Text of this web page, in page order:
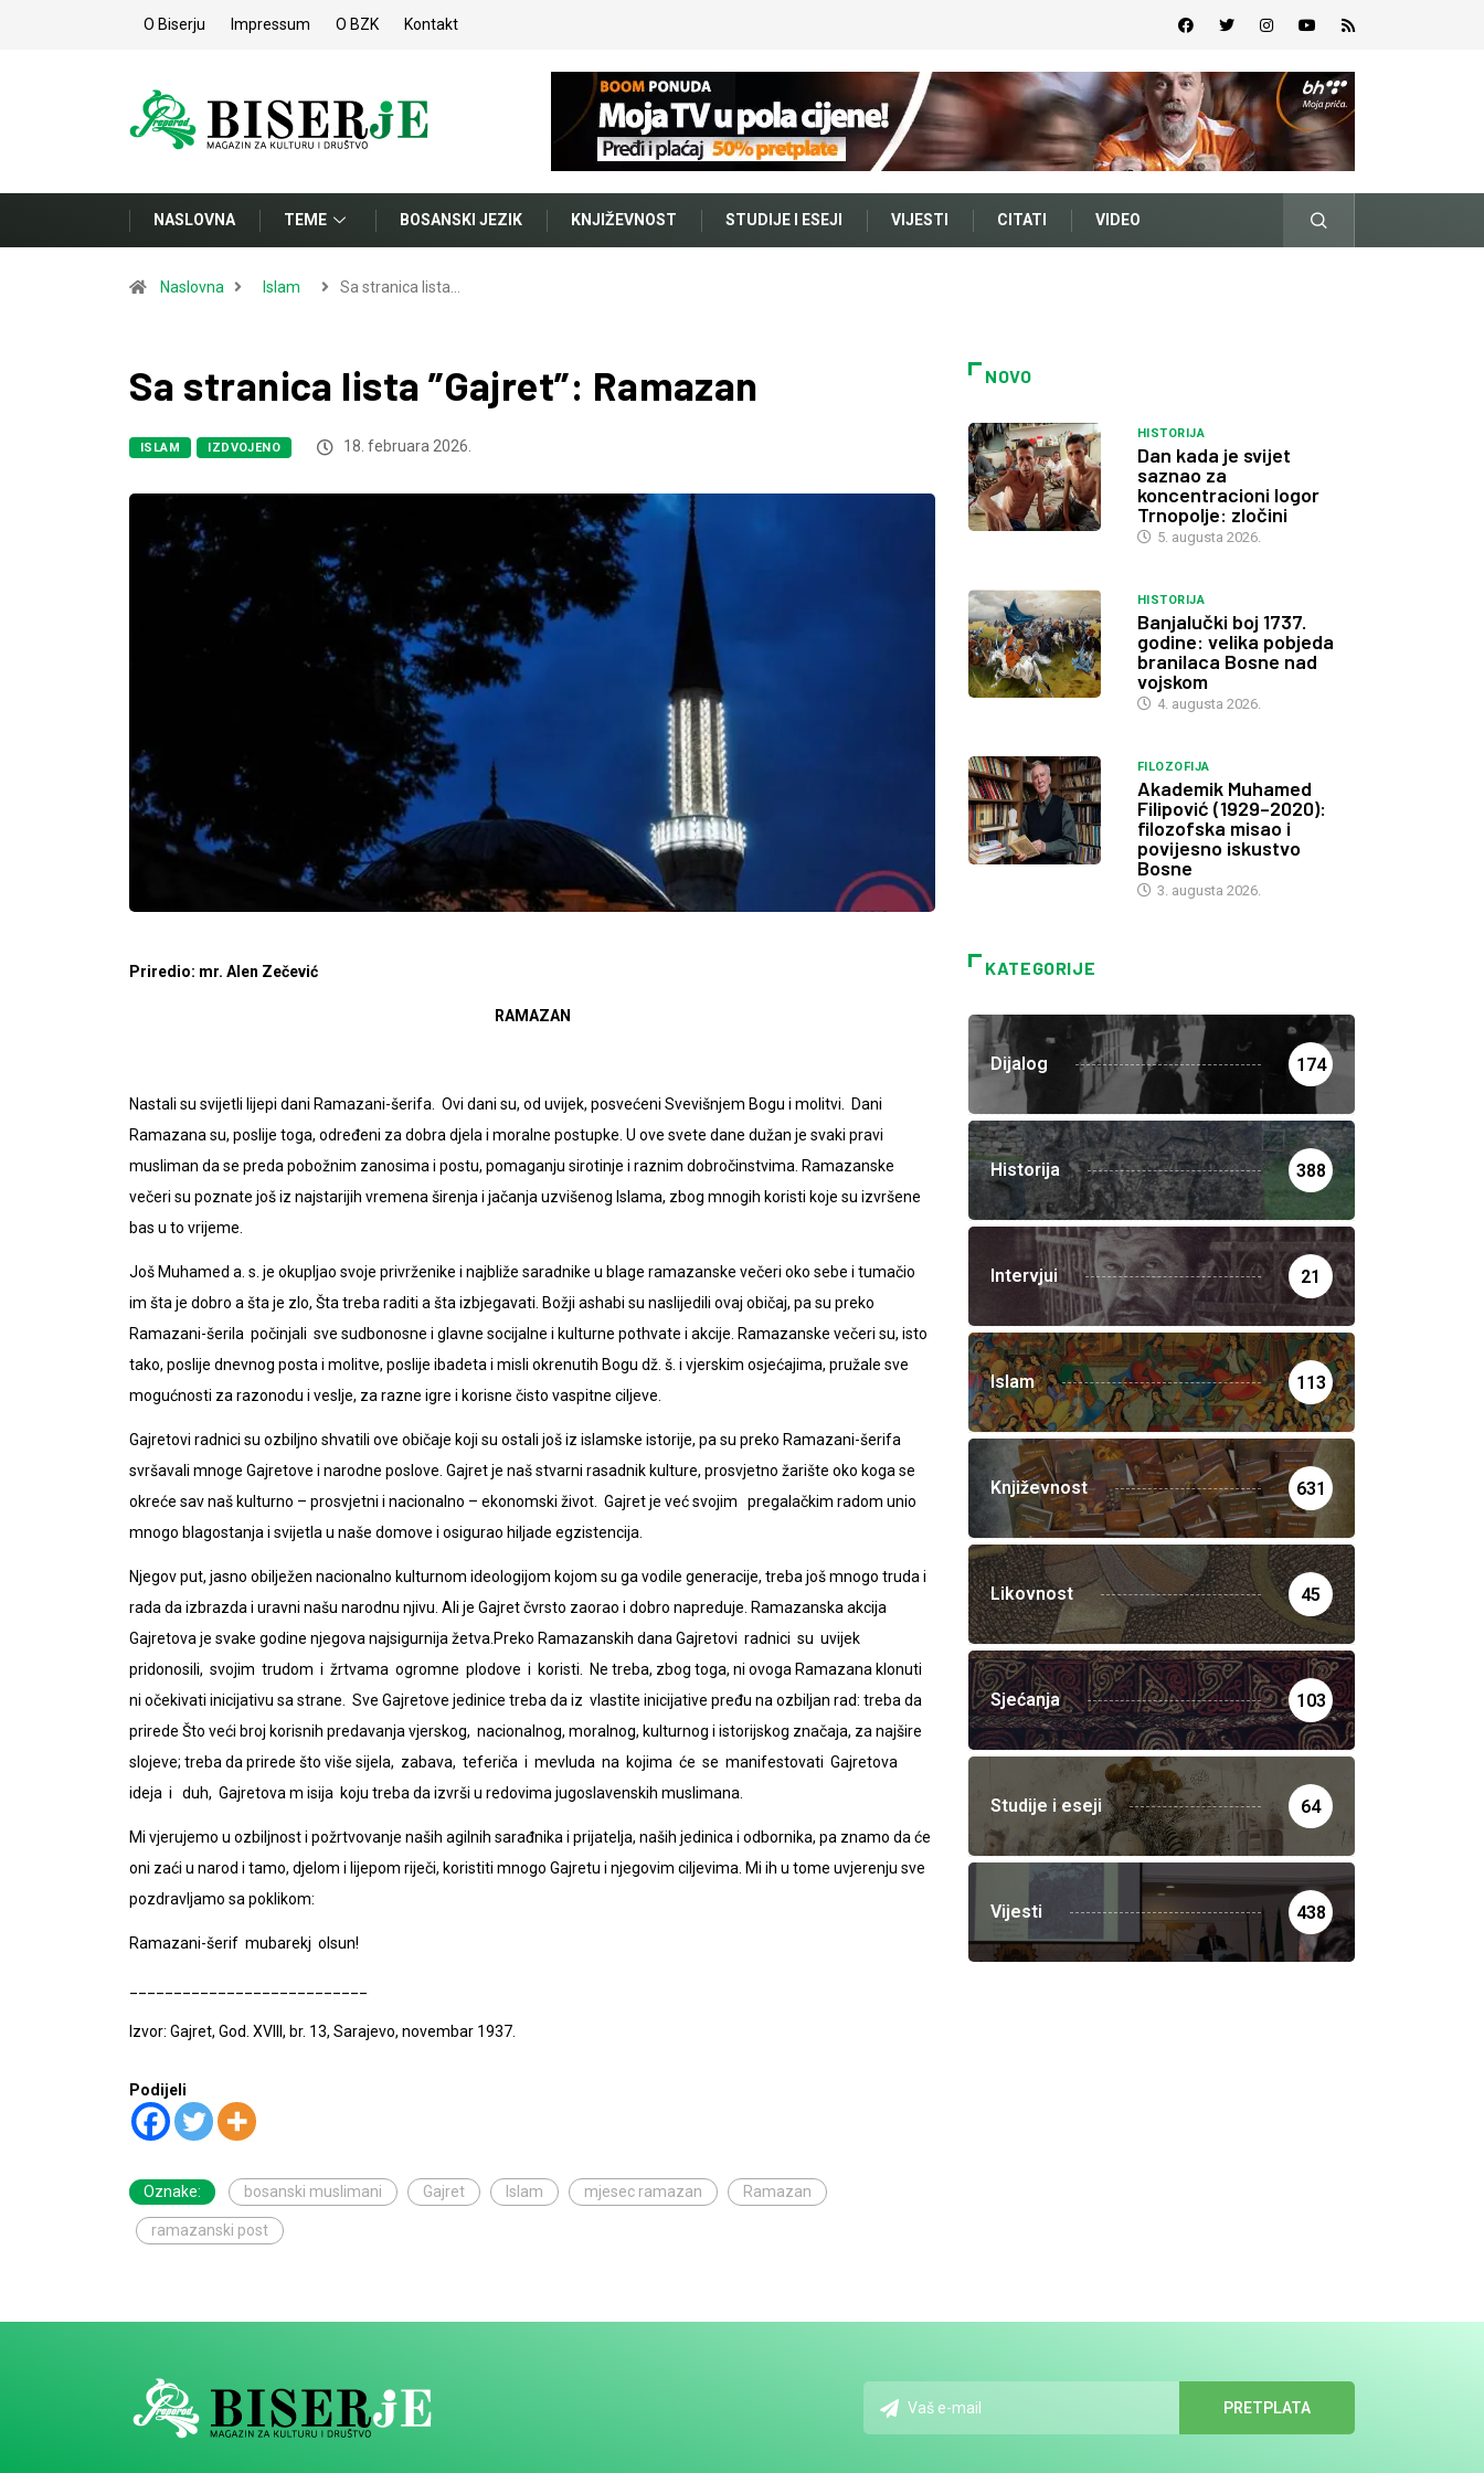
O Biserju Impressum O BZK Kontakt
NASLOVNA TEME BOSANSKI JEZIK KNJIŽEVNOST STUDIJE I ESEJI VIJESTI CITATI VIDEO
Naslovna Islam Sa stranica lista…
Sa stranica lista ”Gajret”: Ramazan
ISLAM IZDVOJENO 18. februara 2026.
Priredio: mr. Alen Zečević
RAMAZAN
Nastali su svijetli lijepi dani Ramazani-šerifa. Ovi dani su, od uvijek, posvećeni Svevišnjem Bogu i molitvi. Dani
Ramazana su, poslije toga, određeni za dobra djela i moralne postupke. U ove svete dane dužan je svaki pravi
musliman da se preda pobožnim zanosima i postu, pomaganju sirotinje i raznim dobročinstvima. Ramazanske
večeri su poznate još iz najstarijih vremena širenja i jačanja uzvišenog Islama, zbog mnogih koristi koje su izvršene
bas u to vrijeme.
Još Muhamed a. s. je okupljao svoje privrženike i najbliže saradnike u blage ramazanske večeri oko sebe i tumačio
im šta je dobro a šta je zlo, Šta treba raditi a šta izbjegavati. Božji ashabi su naslijedili ovaj običaj, pa su preko
Ramazani-šerila počinjali sve sudbonosne i glavne socijalne i kulturne pothvate i akcije. Ramazanske večeri su, isto
tako, poslije dnevnog posta i molitve, poslije ibadeta i misli okrenutih Bogu dž. š. i vjerskim osjećajima, pružale sve
mogućnosti za razonodu i veslje, za razne igre i korisne čisto vaspitne ciljeve.
Gajretovi radnici su ozbiljno shvatili ove običaje koji su ostali još iz islamske istorije, pa su preko Ramazani-šerifa
svršavali mnoge Gajretove i narodne poslove. Gajret je naš stvarni rasadnik kulture, prosvjetno žarište oko koga se
okreće sav naš kulturno – prosvjetni i nacionalno – ekonomski život. Gajret je već svojim pregalačkim radom unio
mnogo blagostanja i svijetla u naše domove i osigurao hiljade egzistencija.
Njegov put, jasno obilježen nacionalno kulturnom ideologijom kojom su ga vodile generacije, treba još mnogo truda i
rada da izbrazda i uravni našu narodnu njivu. Ali je Gajret čvrsto zaorao i dobro napreduje. Ramazanska akcija
Gajretova je svake godine njegova najsigurnija žetva.Preko Ramazanskih dana Gajretovi radnici su uvijek
pridonosili, svojim trudom i žrtvama ogromne plodove i koristi. Ne treba, zbog toga, ni ovoga Ramazana klonuti
ni očekivati inicijativu sa strane. Sve Gajretove jedinice treba da iz vlastite inicijative pređu na ozbiljan rad: treba da
prirede Što veći broj korisnih predavanja vjerskog, nacionalnog, moralnog, kulturnog i istorijskog značaja, za najšire
slojeve; treba da prirede što više sijela, zabava, teferiča i mevluda na kojima će se manifestovati Gajretova
ideja i duh, Gajretova m isija koju treba da izvrši u redovima jugoslavenskih muslimana.
Mi vjerujemo u ozbiljnost i požrtvovanje naših agilnih sarađnika i prijatelja, naših jedinica i odbornika, pa znamo da će
oni zaći u narod i tamo, djelom i lijepom riječi, koristiti mnogo Gajretu i njegovim ciljevima. Mi ih u tome uvjerenju sve
pozdravljamo sa poklikom:
Ramazani-šerif mubarekj olsun!
Izvor: Gajret, God. XVIII, br. 13, Sarajevo, novembar 1937.
Podijeli
Oznake: bosanski muslimani Gajret Islam mjesec ramazan Ramazan
ramazanski post
NOVO
HISTORIJA
Dan kada je svijet
saznao za
koncentracioni logor
Trnopolje: zločini
5. augusta 2026.
HISTORIJA
Banjalučki boj 1737.
godine: velika pobjeda
branilaca Bosne nad
vojskom
4. augusta 2026.
FILOZOFIJA
Akademik Muhamed
Filipović (1929–2020):
filozofska misao i
povijesno iskustvo
Bosne
3. augusta 2026.
KATEGORIJE
Dijalog 174
Historija 388
Intervjui 21
Islam 113
Književnost 631
Likovnost 45
Sjećanja 103
Studije i eseji 64
Vijesti 438